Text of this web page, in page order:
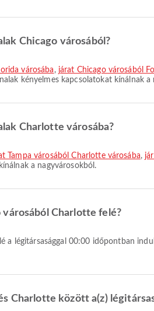
Chicago városából?
városába , járat Chicago városából
kényelmes kapcsolatokat kínálnak a
Charlotte városába?
Tampa városából Charlotte városába,
a nagyvárosokból.
Charlotte felé?
Charlotte között a(z)